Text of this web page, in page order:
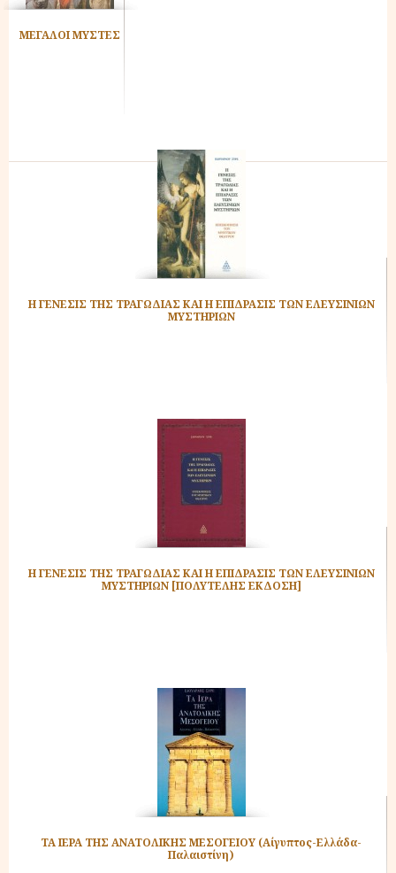
ΜΕΓΑΛΟΙ ΜΥΣΤΕΣ
Η ΓΕΝΕΣΙΣ ΤΗΣ ΤΡΑΓΩΔΙΑΣ ΚΑΙ Η ΕΠΙΔΡΑΣΙΣ ΤΩΝ ΕΛΕΥΣΙΝΙΩΝ
ΜΥΣΤΗΡΙΩΝ
Η ΓΕΝΕΣΙΣ ΤΗΣ ΤΡΑΓΩΔΙΑΣ ΚΑΙ Η ΕΠΙΔΡΑΣΙΣ ΤΩΝ ΕΛΕΥΣΙΝΙΩΝ
ΜΥΣΤΗΡΙΩΝ [ΠΟΛΥΤΕΛΗΣ ΕΚΔΟΣΗ]
ΤΑ ΙΕΡΑ ΤΗΣ ΑΝΑΤΟΛΙΚΗΣ ΜΕΣΟΓΕΙΟΥ (Αίγυπτος-Ελλάδα-
Παλαιστίνη)